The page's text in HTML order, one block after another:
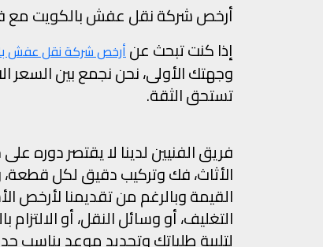
أرخص شركة نقل عفش بالكويت مع
إذا كنت تبحث عنأرخص شركة نقل عفش
وجهتك الأولى، نحن نجمع بين السعر
تستحق الثقة.
فريق الفنيين لدينا لا يقتصر دوره
الأثاث، فك وتركيب دقيق لكل قطعة،
القيمة وبالرغم من تقديمنا لأرخص
التغليف، أو وسائل النقل، أو
لتلبية طلباتك وتحديد موعد يناسب